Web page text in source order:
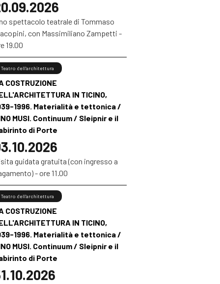
spettacolo teatrale di Tommaso
con Massimiliano Zampetti -
19.00
COSTRUZIONE
IN TICINO,
1996. Materialità e tettonica /
MUSI. Continuum / Sleipnir e il
di Porte
Teatro dell’architettura
guidata gratuita (con ingresso a
- ore 11.00
COSTRUZIONE
IN TICINO,
1996. Materialità e tettonica /
MUSI. Continuum / Sleipnir e il
di Porte
Teatro dell’architettura